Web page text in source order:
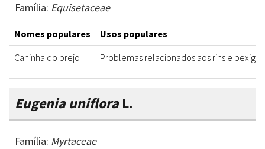
Família: Equisetaceae
Nomes populares
Usos populares
Caninha do brejo
Problemas relacionados aos rins e bexiga
Eugenia unifloraL.
Família: Myrtaceae